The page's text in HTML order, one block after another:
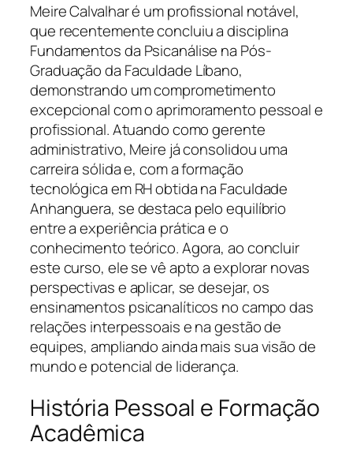
Meire Calvalhar é um profissional notável,
que recentemente concluiu a disciplina
Fundamentos da Psicanálise na Pós-
Graduação da Faculdade Líbano,
demonstrando um comprometimento
excepcional com o aprimoramento pessoal e
profissional. Atuando como gerente
administrativo, Meire já consolidou uma
carreira sólida e, com a formação
tecnológica em RH obtida na Faculdade
Anhanguera, se destaca pelo equilíbrio
entre a experiência prática e o
conhecimento teórico. Agora, ao concluir
este curso, ele se vê apto a explorar novas
perspectivas e aplicar, se desejar, os
ensinamentos psicanalíticos no campo das
relações interpessoais e na gestão de
equipes, ampliando ainda mais sua visão de
mundo e potencial de liderança.
História Pessoal e Formação
Acadêmica